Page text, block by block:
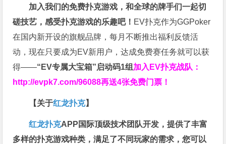
加入我们的免费扑克游戏，和全球的牌手们一起切
磋技艺，感受扑克游戏的乐趣吧！ EV扑克作为GGPoker
在国内新开设的旗舰品牌，每月不断推出福利反馈活
动，现在只要成为EV新用户，达成免费赛任务就可以获
得——“EV专属大宝箱”启动码1组 加入EV扑克战队：
http://evpk7.com/96088再送4张免费门票！
【关于红龙扑克】
红龙扑克APP国际顶级技术团队开发，提供了丰富
多样的扑克游戏种类，满足了不同玩家的需求，您可以